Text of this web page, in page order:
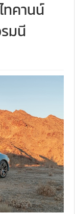
ทคานน์
มนี